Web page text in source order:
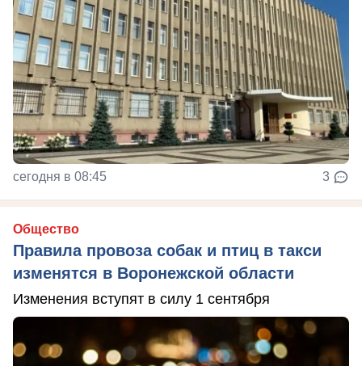
сегодня в 08:45 3
Общество
Правила провоза собак и птиц в такси
изменятся в Воронежской области
Изменения вступят в силу 1 сентября